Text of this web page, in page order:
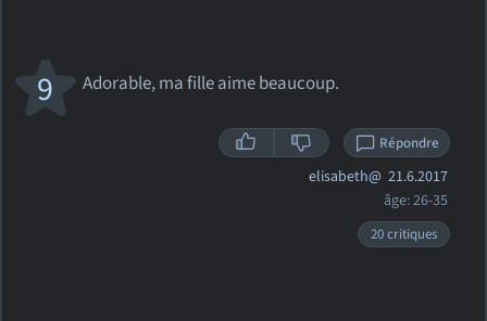
Adorable, ma fille aime beaucoup.
9
Répondre
elisabeth@ 21.6.2017
âge: 26-35
20 critiques